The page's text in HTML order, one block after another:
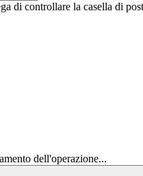
di controllare la casella di
dell'operazione...